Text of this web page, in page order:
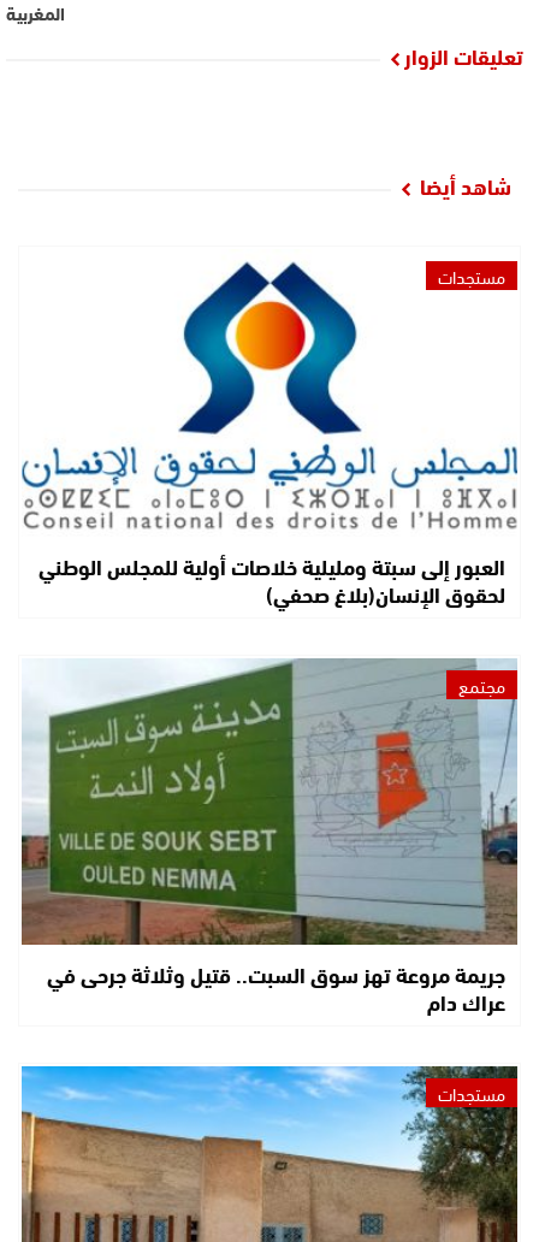
المغربية
تعليقات الزوار
شاهد أيضا
مستجدات
العبور إلى سبتة ومليلية خلاصات أولية للمجلس الوطني
لحقوق الإنسان(بلاغ صحفي)
مجتمع
جريمة مروعة تهز سوق السبت.. قتيل وثلاثة جرحى في
عراك دام
مستجدات